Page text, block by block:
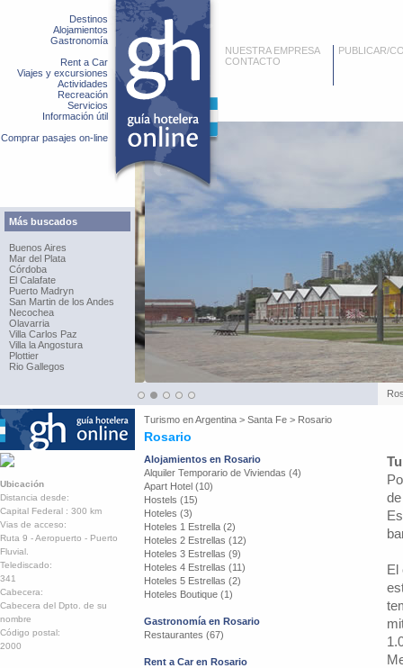
Destinos
Alojamientos
Gastronomía
Rent a Car
Viajes y excursiones
Actividades
Recreación
Servicios
Información útil
Comprar pasajes on-line
Más buscados
Buenos Aires
Mar del Plata
Córdoba
El Calafate
Puerto Madryn
San Martin de los Andes
Necochea
Olavarria
Villa Carlos Paz
Villa la Angostura
Plottier
Rio Gallegos
NUESTRA EMPRESA
CONTACTO
PUBLICAR/
Turismo enArgentina > Santa Fe > Rosario
Rosario
Ubicación
Distancia desde:
Capital Federal : 300 km
Vias de acceso:
Ruta 9 - Aeropuerto - Puerto
Fluvial.
Telediscado:
341
Cabecera:
Cabecera del Dpto. de su
nombre
Código postal:
2000
Alojamientos en Rosario
Alquiler Temporario de Viviendas (4)
Apart Hotel (10)
Hostels (15)
Hoteles (3)
Hoteles 1 Estrella (2)
Hoteles 2 Estrellas (12)
Hoteles 3 Estrellas (9)
Hoteles 4 Estrellas (11)
Hoteles 5 Estrellas (2)
Hoteles Boutique (1)
Gastronomía en Rosario
Restaurantes (67)
Rent a Car en Rosario
El